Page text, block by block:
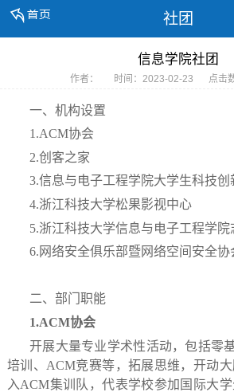
社团
信息学院社团
作者： 时间：2023-02-23 点击
一、机构设置
1.ACM协会
2.创客之家
3.信息与电子工程学院大学生科技创
4.浙江科技大学松果影视中心
5.浙江科技大学信息与电子工程学院
6.网络安全俱乐部暨网络空间安全协
二、部门职能
1.ACM协会
开展大量专业学术性活动，包括零
培训、ACM竞赛等，拓展思维，开动
入ACM集训队，代表学校参加国际大